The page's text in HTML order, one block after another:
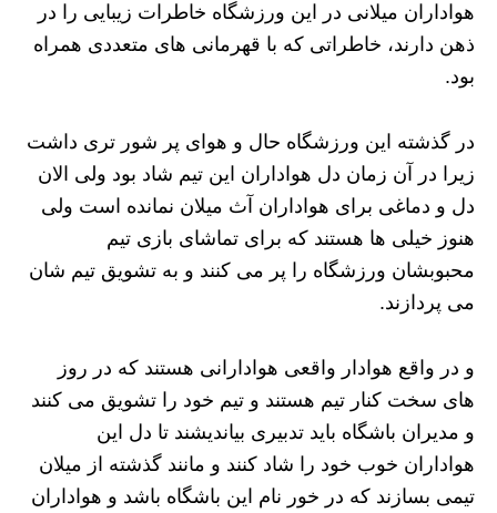
هواداران میلانی در این ورزشگاه خاطرات زیبایی را در
ذهن دارند، خاطراتی که با قهرمانی های متعددی همراه
بود.
در گذشته این ورزشگاه حال و هوای پر شور تری داشت
زیرا در آن زمان دل هواداران این تیم شاد بود ولی الان
دل و دماغی برای هواداران آث میلان نمانده است ولی
هنوز خیلی ها هستند که برای تماشای بازی تیم
محبوبشان ورزشگاه را پر می کنند و به تشویق تیم شان
می پردازند.
و در واقع هوادار واقعی هوادارانی هستند که در روز
های سخت کنار تیم هستند و تیم خود را تشویق می کنند
و مدیران باشگاه باید تدبیری بیاندیشند تا دل این
هواداران خوب خود را شاد کنند و مانند گذشته از میلان
تیمی بسازند که در خور نام این باشگاه باشد و هواداران